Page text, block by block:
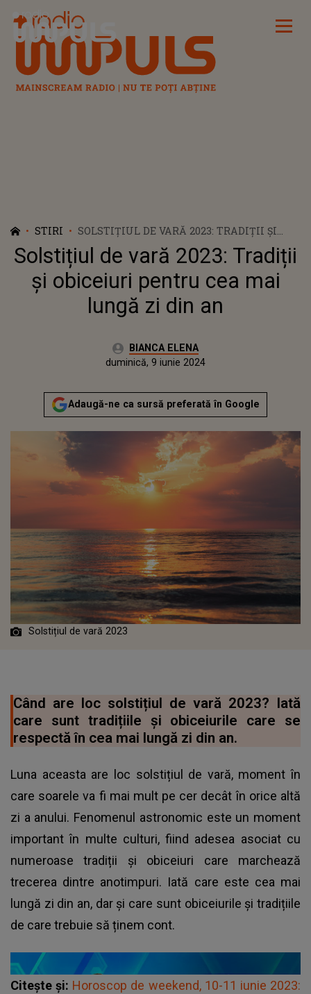
Radio Impuls
STIRI
SOLSTIȚIUL DE VARĂ 2023: TRADIȚII ȘI
OBICEIURI PENTRU CEA MAI LUNGĂ ZI
DIN AN
Solstițiul de vară 2023: Tradiții
și obiceiuri pentru cea mai
lungă zi din an
Autor:BIANCA ELENA
Actualizat:
duminică, 9 iunie 2024
Adaugă-ne ca sursă preferată în Google
Solstițiul de vară 2023
Când are loc solstițiul de vară 2023? Iată
care sunt tradițiile și obiceiurile care se
respectă în cea mai lungă zi din an.
Luna aceasta are loc solstițiul de vară, moment în
care soarele va fi mai mult pe cer decât în orice altă
zi a anului. Fenomenul astronomic este un moment
important în multe culturi, fiind adesea asociat cu
numeroase tradiții și obiceiuri care marchează
trecerea dintre anotimpuri. Iată care este cea mai
lungă zi din an, dar și care sunt obiceiurile și tradițiile
de care trebuie să ținem cont.
Citește și: Horoscop de weekend, 10-11 iunie 2023: